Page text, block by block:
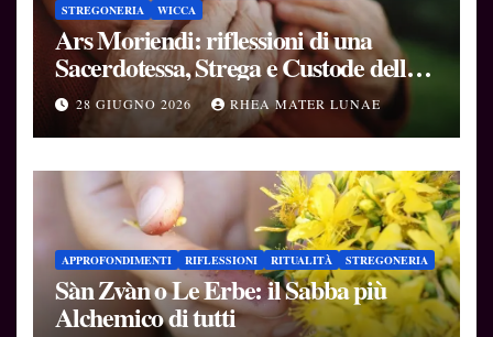
STREGONERIA
WICCA
Ars Moriendi: riflessioni di una
Sacerdotessa, Strega e Custode delle
Soglie
28 GIUGNO 2026 RHEA MATER LUNAE
APPROFONDIMENTI RIFLESSIONI RITUALITÀ STREGONERIA
Sàn Zvàn o Le Erbe: il Sabba più
Alchemico di tutti